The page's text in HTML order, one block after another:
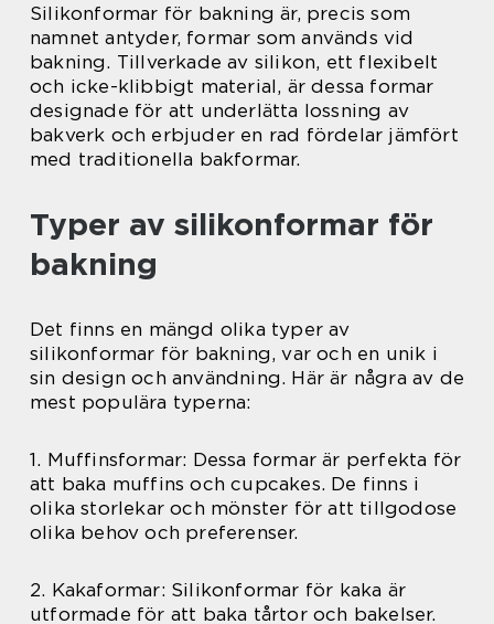
Silikonformar för bakning är, precis som
namnet antyder, formar som används vid
bakning. Tillverkade av silikon, ett flexibelt
och icke-klibbigt material, är dessa formar
designade för att underlätta lossning av
bakverk och erbjuder en rad fördelar jämfört
med traditionella bakformar.
Typer av silikonformar för
bakning
Det finns en mängd olika typer av
silikonformar för bakning, var och en unik i
sin design och användning. Här är några av de
mest populära typerna:
1. Muffinsformar: Dessa formar är perfekta för
att baka muffins och cupcakes. De finns i
olika storlekar och mönster för att tillgodose
olika behov och preferenser.
2. Kakaformar: Silikonformar för kaka är
utformade för att baka tårtor och bakelser.